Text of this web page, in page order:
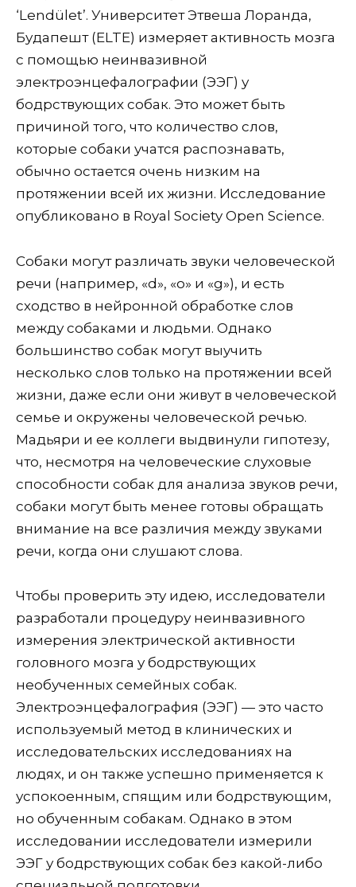
‘Lendület’. Университет Этвеша Лоранда,
Будапешт (ELTE) измеряет активность мозга
с помощью неинвазивной
электроэнцефалографии (ЭЭГ) у
бодрствующих собак. Это может быть
причиной того, что количество слов,
которые собаки учатся распознавать,
обычно остается очень низким на
протяжении всей их жизни. Исследование
опубликовано в Royal Society Open Science.
Собаки могут различать звуки человеческой
речи (например, «d», «o» и «g»), и есть
сходство в нейронной обработке слов
между собаками и людьми. Однако
большинство собак могут выучить
несколько слов только на протяжении всей
жизни, даже если они живут в человеческой
семье и окружены человеческой речью.
Мадьяри и ее коллеги выдвинули гипотезу,
что, несмотря на человеческие слуховые
способности собак для анализа звуков речи,
собаки могут быть менее готовы обращать
внимание на все различия между звуками
речи, когда они слушают слова.
Чтобы проверить эту идею, исследователи
разработали процедуру неинвазивного
измерения электрической активности
головного мозга у бодрствующих
необученных семейных собак.
Электроэнцефалография (ЭЭГ) — это часто
используемый метод в клинических и
исследовательских исследованиях на
людях, и он также успешно применяется к
успокоенным, спящим или бодрствующим,
но обученным собакам. Однако в этом
исследовании исследователи измерили
ЭЭГ у бодрствующих собак без какой-либо